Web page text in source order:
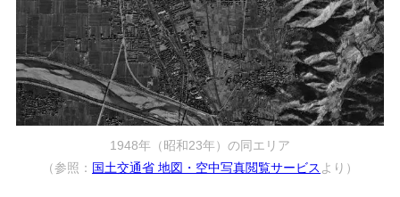
1948年（昭和23年）の同エリア
（参照： 国土交通省 地図・空中写真閲覧サービス より）